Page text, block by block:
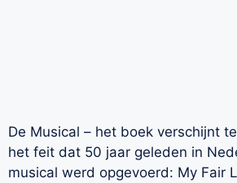
De Musical – het boek verschijnt
het feit dat 50 jaar geleden in
musical werd opgevoerd: My Fair